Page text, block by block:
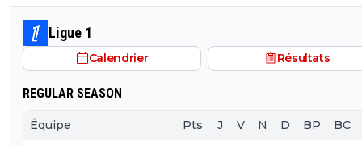
Ligue 1
Calendrier Résultats
REGULAR SEASON
Équipe Pts J V N D BP BC